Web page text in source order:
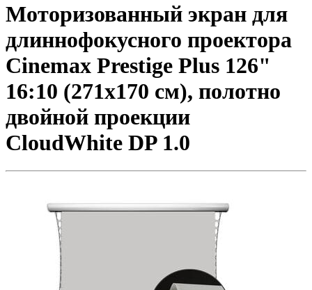
Моторизованный экран для
длиннофокусного проектора
Cinemax Prestige Plus 126"
16:10 (271x170 см), полотно
двойной проекции
CloudWhite DP 1.0